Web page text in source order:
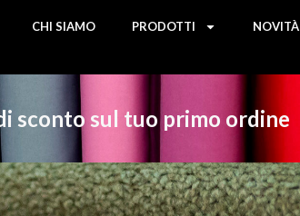
CHI SIAMO PRODOTTI NOVITÀ
sconto sul tuo primo ordine